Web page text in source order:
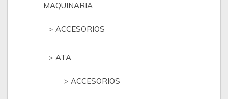
MAQUINARIA
ACCESORIOS
ATA
ACCESORIOS